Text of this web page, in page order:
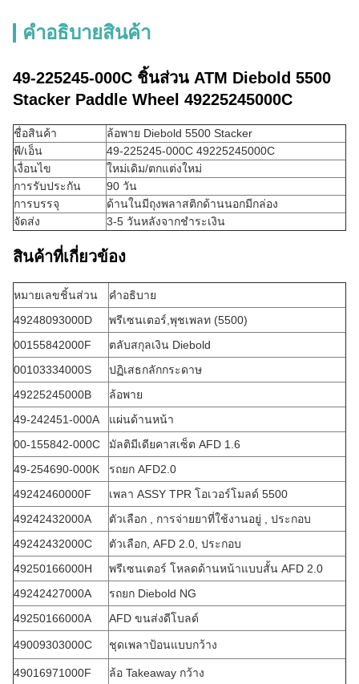
คําอธิบายสินค้า
49-225245-000C ชิ้นส่วน ATM Diebold 5500
Stacker Paddle Wheel 49225245000C
ชื่อสินค้า
ล้อพาย Diebold 5500 Stacker
พี/เอ็น
49-225245-000C 49225245000C
เงื่อนไข
ใหม่เดิม/ตกแต่งใหม่
การรับประกัน
90 วัน
การบรรจุ
ด้านในมีถุงพลาสติกด้านนอกมีกล่อง
จัดส่ง
3-5 วันหลังจากชำระเงิน
สินค้าที่เกี่ยวข้อง
หมายเลขชิ้นส่วน
คำอธิบาย
49248093000D
พรีเซนเตอร์,พุชเพลท (5500)
00155842000F
ตลับสกุลเงิน Diebold
00103334000S
ปฏิเสธกลักกระดาษ
49225245000B
ล้อพาย
49-242451-000A
แผ่นด้านหน้า
00-155842-000C
มัลติมีเดียคาสเซ็ต AFD 1.6
49-254690-000K
รถยก AFD2.0
49242460000F
เพลา ASSY TPR โอเวอร์โมลด์ 5500
49242432000A
ตัวเลือก , การจ่ายยาที่ใช้งานอยู่ , ประกอบ
49242432000C
ตัวเลือก, AFD 2.0, ประกอบ
49250166000H
พรีเซนเตอร์ โหลดด้านหน้าแบบสั้น AFD 2.0
49242427000A
รถยก Diebold NG
49250166000A
AFD ขนส่งดีโบลด์
49009303000C ชุดเพลาป้อนแบบกว้าง
49016971000F ล้อ Takeaway กว้าง